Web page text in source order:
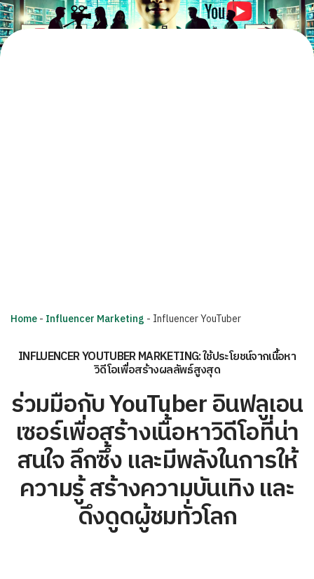
Home- Influencer Marketing - Influencer YouTuber
INFLUENCER YOUTUBER MARKETING: ใช้ประโยชน์จากเนื้อหา
วิดีโอเพื่อสร้างผลลัพธ์สูงสุด
ร่วมมือกับ YouTuber อินฟลูเอน
เซอร์เพื่อสร้างเนื้อหาวิดีโอที่น่า
สนใจ ลึกซึ้ง และมีพลังในการให้
ความรู้ สร้างความบันเทิง และ
ดึงดูดผู้ชมทั่วโลก